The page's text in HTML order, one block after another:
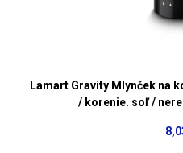
Lamart Gravity Mlynček na
/ korenie. soľ /